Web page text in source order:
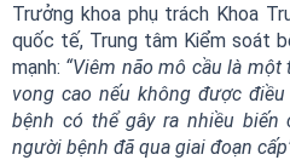
Trưởng khoa phụ trách Khoa
quốc tế, Trung tâm Kiểm soát
mạnh: “Viêm não mô cầu là
vong cao nếu không được
bệnh có thể gây ra nhiều biến
người bệnh đã qua giai đoạn